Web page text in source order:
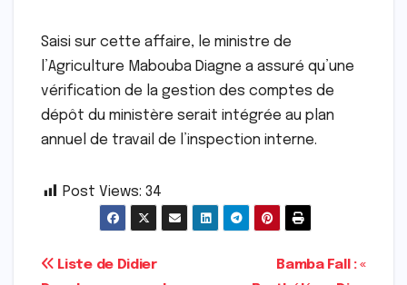
Saisi sur cette affaire, le ministre de
l’Agriculture Mabouba Diagne a assuré qu’une
vérification de la gestion des comptes de
dépôt du ministère serait intégrée au plan
annuel de travail de l’inspection interne.
Post Views: 34
Navigation
Bamba Fall : «
Liste de Didier